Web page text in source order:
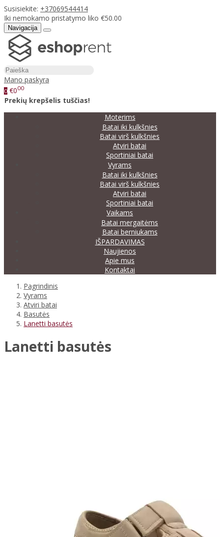
Susisiekite: +37069544414
Iki nemokamo pristatymo liko €50.00
Navigacija
Mano paskyra
0 €000
Prekių krepšelis tuščias!
Moterims
Batai iki kulkšnies
Batai virš kulkšnies
Atviri batai
Sportiniai batai
Vyrams
Batai iki kulkšnies
Batai virš kulkšnies
Atviri batai
Sportiniai batai
Vaikams
Batai mergaitėms
Batai berniukams
IŠPARDAVIMAS
Naujienos
Apie mus
Kontaktai
Pagrindinis
Vyrams
Atviri batai
Basutės
Lanetti basutės
Lanetti basutės